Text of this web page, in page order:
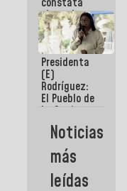
obras de
rehabilitación
de Escuela
Militar de
Mamo en La
Guaira
Presidenta
(E)
Rodríguez:
El Pueblo de
La Guaira
siempre
estará
acompañada
por el
Gobierno
Nacional
Noticias
más
leídas